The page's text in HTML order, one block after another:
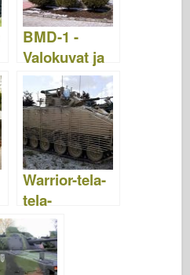
BMD-1 -
Valokuvat ja
video
Warrior-tela-
tela-
panssaroitu
ajoneuvo –
Valokuvat ja